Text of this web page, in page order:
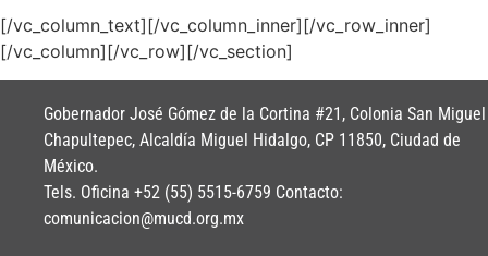
[/vc_column_text][/vc_column_inner][/vc_row_inner]
[/vc_column][/vc_row][/vc_section]
Gobernador José Gómez de la Cortina #21, Colonia San Miguel
Chapultepec, Alcaldía Miguel Hidalgo, CP 11850, Ciudad de
México.
Tels. Oficina +52 (55) 5515-6759 Contacto:
comunicacion@mucd.org.mx